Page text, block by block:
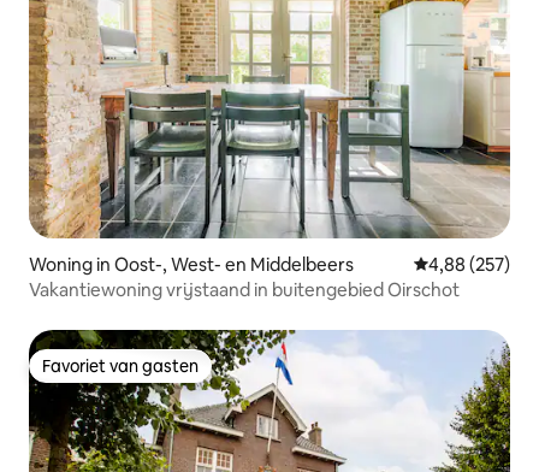
Woning in Oost-, West- en Middelbeers Gemiddelde
4,88 (257)
Vakantiewoning vrijstaand in buitengebied Oirschot
Favoriet van gasten
Favoriet van gasten